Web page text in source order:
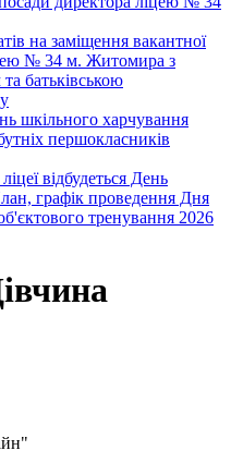
на заміщення вакантної
№ 34 м. Житомира з
батьківською
шкільного харчування
першокласників
відбудеться День
графік проведення Дня
тренування 2026